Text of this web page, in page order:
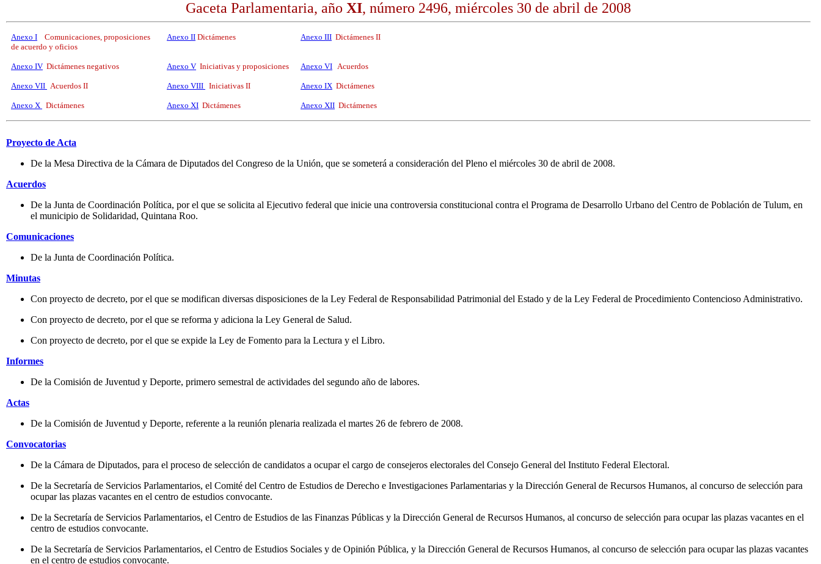
Gaceta Parlamentaria, año XI, número 2496, miércoles 30 de abril de 2008
Anexo I
Comunicaciones, proposiciones
de acuerdo y oficios
Anexo II Dictámenes Anexo III Dictámenes II
Anexo IV Dictámenes negativos Anexo V Iniciativas y proposiciones Anexo VI Acuerdos
Anexo VII Acuerdos II Anexo VIII Iniciativas II Anexo IX Dictámenes
Anexo X Dictámenes Anexo XI Dictámenes Anexo XII Dictámenes
Proyecto de Acta
De la Mesa Directiva de la Cámara de Diputados del Congreso de la Unión, que se someterá a consideración del Pleno el miércoles 30 de abril de 2008.
Acuerdos
De la Junta de Coordinación Política, por el que se solicita al Ejecutivo federal que inicie una controversia constitucional contra el Programa de Desarrollo Urbano del Centro de Población de Tulum, en
el municipio de Solidaridad, Quintana Roo.
Comunicaciones
De la Junta de Coordinación Política.
Minutas
Con proyecto de decreto, por el que se modifican diversas disposiciones de la Ley Federal de Responsabilidad Patrimonial del Estado y de la Ley Federal de Procedimiento Contencioso Administrativo.
Con proyecto de decreto, por el que se reforma y adiciona la Ley General de Salud.
Con proyecto de decreto, por el que se expide la Ley de Fomento para la Lectura y el Libro.
Informes
De la Comisión de Juventud y Deporte, primero semestral de actividades del segundo año de labores.
Actas
De la Comisión de Juventud y Deporte, referente a la reunión plenaria realizada el martes 26 de febrero de 2008.
Convocatorias
De la Cámara de Diputados, para el proceso de selección de candidatos a ocupar el cargo de consejeros electorales del Consejo General del Instituto Federal Electoral.
De la Secretaría de Servicios Parlamentarios, el Comité del Centro de Estudios de Derecho e Investigaciones Parlamentarias y la Dirección General de Recursos Humanos, al concurso de selección para
ocupar las plazas vacantes en el centro de estudios convocante.
De la Secretaría de Servicios Parlamentarios, el Centro de Estudios de las Finanzas Públicas y la Dirección General de Recursos Humanos, al concurso de selección para ocupar las plazas vacantes en el
centro de estudios convocante.
De la Secretaría de Servicios Parlamentarios, el Centro de Estudios Sociales y de Opinión Pública, y la Dirección General de Recursos Humanos, al concurso de selección para ocupar las plazas vacantes
en el centro de estudios convocante.